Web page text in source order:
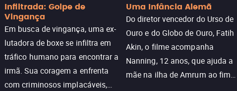
Infiltrada: Golpe de
Vingança
Em busca de vingança, uma ex-
lutadora de boxe se infiltra em
tráfico humano para encontrar a
irmã. Sua coragem a enfrenta
com criminosos implacáveis,
Uma Infância Alemã
Do diretor vencedor do Urso de
Ouro e do Globo de Ouro, Fatih
Akin, o filme acompanha
Nanning, 12 anos, que ajuda a
mãe na ilha de Amrum ao fim